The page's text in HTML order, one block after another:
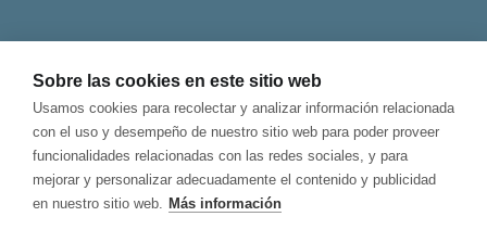
Contacto
Términos y Condiciones
Privacidad y Aviso Legal
Política de Cookies
Canal de Denuncias
Sobre las cookies en este sitio web
Usamos cookies para recolectar y analizar información relacionada
con el uso y desempeño de nuestro sitio web para poder proveer
funcionalidades relacionadas con las redes sociales, y para
mejorar y personalizar adecuadamente el contenido y publicidad
en nuestro sitio web. Más información